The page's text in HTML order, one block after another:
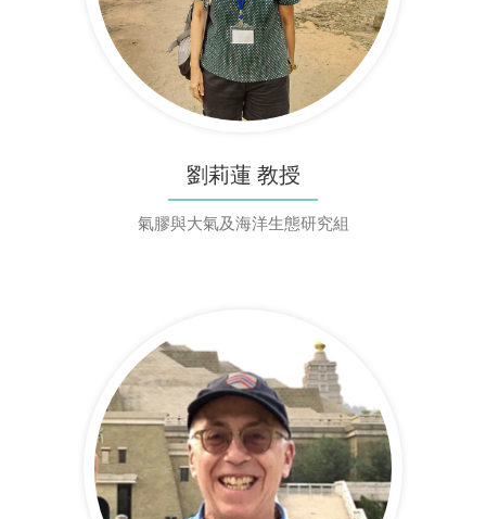
劉莉蓮 教授
氣膠與大氣及海洋生態研究組